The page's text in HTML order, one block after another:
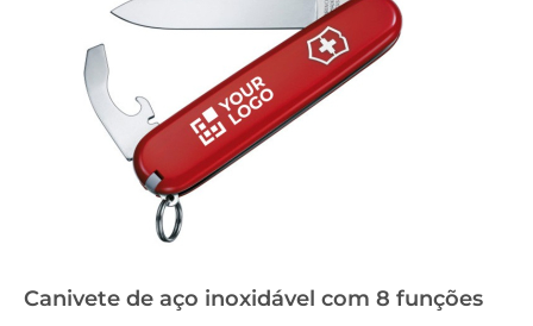
Canivete de aço inoxidável com 8 funções